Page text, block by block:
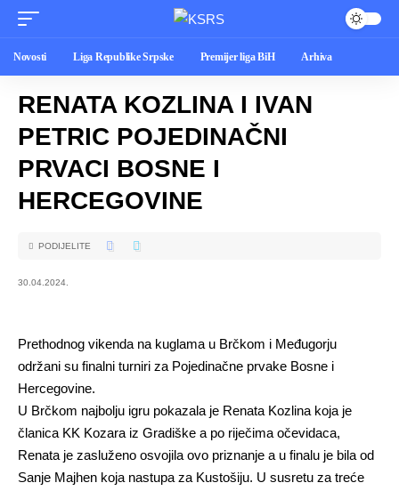
Novosti Liga Republike Srpske Premijer liga BiH Arhiva
RENATA KOZLINA I IVAN
PETRIC POJEDINAČNI
PRVACI BOSNE I
HERCEGOVINE
30.04.2024.
PODIJELITE
Prethodnog vikenda na kuglama u Brčkom i Međugorju
održani su finalni turniri za Pojedinačne prvake Bosne i
Hercegovine.
U Brčkom najbolju igru pokazala je Renata Kozlina koja je
članica KK Kozara iz Gradiške a po riječima očevidaca,
Renata je zasluženo osvojila ovo priznanje a u finalu je bila od
Sanje Majhen koja nastupa za Kustošiju. U susretu za treće